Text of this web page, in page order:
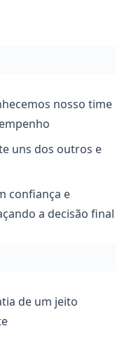
nosso time
uns dos outros e
confiança e
a decisão final
de um jeito